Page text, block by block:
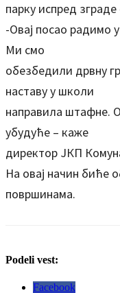
парку испред
-Овај посао радимо
Ми смо
обезбедили дрвну
наставу у школи
направила штафне.
убудуће – каже
директор ЈКП
На овај начин биће
површинама.
Podeli vest:
Facebook